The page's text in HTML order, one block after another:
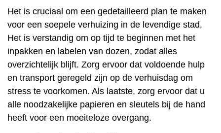
Het is cruciaal om een gedetailleerd plan te maken
voor een soepele verhuizing in de levendige stad.
Het is verstandig om op tijd te beginnen met het
inpakken en labelen van dozen, zodat alles
overzichtelijk blijft. Zorg ervoor dat voldoende hulp
en transport geregeld zijn op de verhuisdag om
stress te voorkomen. Als laatste, zorg ervoor dat u
alle noodzakelijke papieren en sleutels bij de hand
heeft voor een moeiteloze overgang.